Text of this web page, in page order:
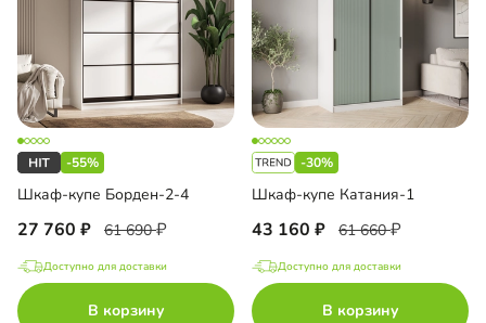
купе
купе угловой
шкаф-купе
до
-55%
Шкаф-купе Борден-2-4
27 760 61 690
Доступно для доставки
В корзину
-30%
Шкаф-купе Катания-1
43 160 61 660
Доступно для доставки
В корзину